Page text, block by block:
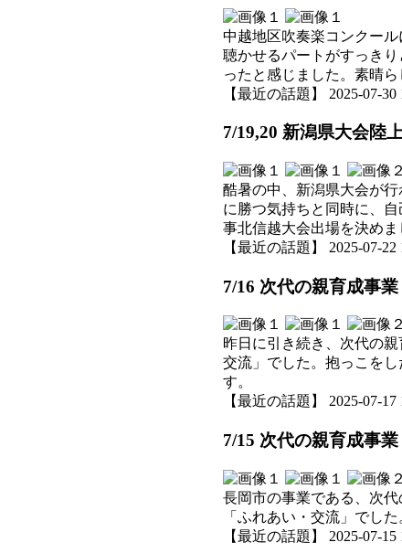
中越地区吹奏楽コンクー
聴かせるパートがすっき
ったと感じました。素晴
【最近の話題】 2025-07-30
7/19,20 新潟県大会陸
酷暑の中、新潟県大会が
に勝つ気持ちと同時に、
事北信越大会出場を決め
【最近の話題】 2025-07-22
7/16 次代の親育成事
昨日に引き続き、次代の
交流」でした。抱っこを
す。
【最近の話題】 2025-07-17
7/15 次代の親育成事
長岡市の事業である、次
「ふれあい・交流」でし
【最近の話題】 2025-07-15